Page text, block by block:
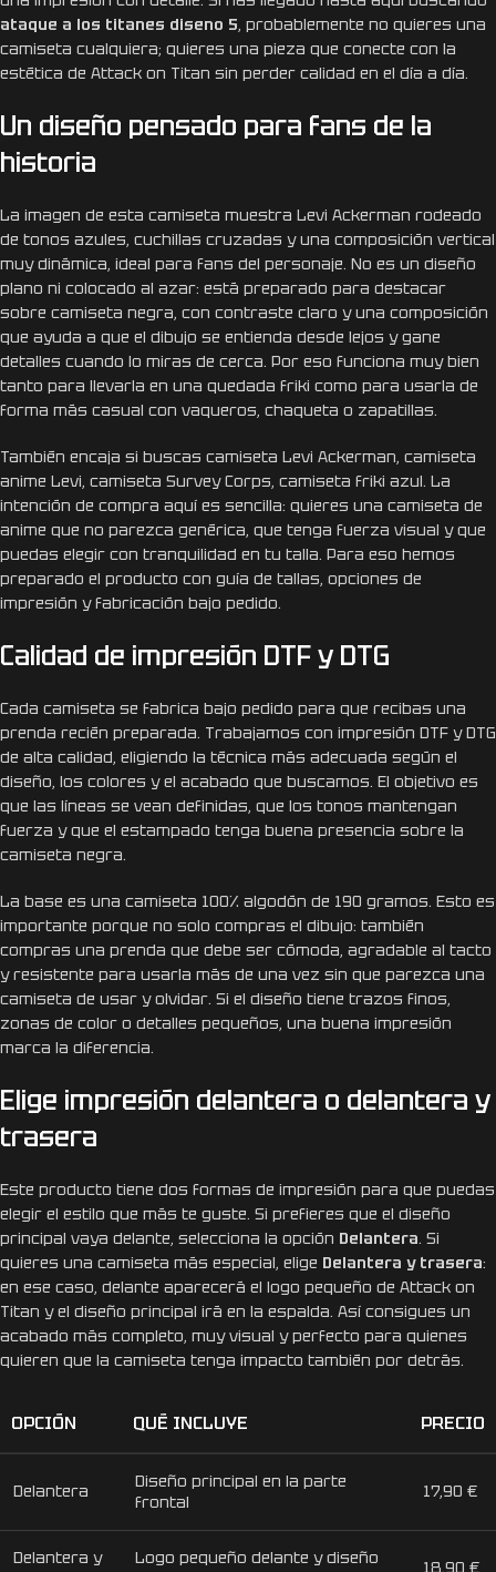
ataque a los titanes diseno 5, probablemente no quieres una
camiseta cualquiera; quieres una pieza que conecte con la
estética de Attack on Titan sin perder calidad en el día a día.
Un diseño pensado para fans de la
historia
La imagen de esta camiseta muestra Levi Ackerman rodeado
de tonos azules, cuchillas cruzadas y una composición vertical
muy dinámica, ideal para fans del personaje. No es un diseño
plano ni colocado al azar: está preparado para destacar
sobre camiseta negra, con contraste claro y una composición
que ayuda a que el dibujo se entienda desde lejos y gane
detalles cuando lo miras de cerca. Por eso funciona muy bien
tanto para llevarla en una quedada friki como para usarla de
forma más casual con vaqueros, chaqueta o zapatillas.
También encaja si buscas camiseta Levi Ackerman, camiseta
anime Levi, camiseta Survey Corps, camiseta friki azul. La
intención de compra aquí es sencilla: quieres una camiseta de
anime que no parezca genérica, que tenga fuerza visual y que
puedas elegir con tranquilidad en tu talla. Para eso hemos
preparado el producto con guía de tallas, opciones de
impresión y fabricación bajo pedido.
Calidad de impresión DTF y DTG
Cada camiseta se fabrica bajo pedido para que recibas una
prenda recién preparada. Trabajamos con impresión DTF y DTG
de alta calidad, eligiendo la técnica más adecuada según el
diseño, los colores y el acabado que buscamos. El objetivo es
que las líneas se vean definidas, que los tonos mantengan
fuerza y que el estampado tenga buena presencia sobre la
camiseta negra.
La base es una camiseta 100% algodón de 190 gramos. Esto es
importante porque no solo compras el dibujo: también
compras una prenda que debe ser cómoda, agradable al tacto
y resistente para usarla más de una vez sin que parezca una
camiseta de usar y olvidar. Si el diseño tiene trazos finos,
zonas de color o detalles pequeños, una buena impresión
marca la diferencia.
Elige impresión delantera o delantera y
trasera
Este producto tiene dos formas de impresión para que puedas
elegir el estilo que más te guste. Si prefieres que el diseño
principal vaya delante, selecciona la opción Delantera. Si
quieres una camiseta más especial, elige Delantera y trasera:
en ese caso, delante aparecerá el logo pequeño de Attack on
Titan y el diseño principal irá en la espalda. Así consigues un
acabado más completo, muy visual y perfecto para quienes
quieren que la camiseta tenga impacto también por detrás.
OPCIÓN QUÉ INCLUYE PRECIO
Delantera
Diseño principal en la parte
frontal
17,90 €
Delantera y
Logo pequeño delante y diseño
18,90 €